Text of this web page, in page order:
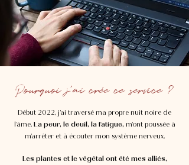
Pourquoi j'ai crée ce service ?
Début 2022, j’ai traversé ma propre nuit noire de
l’âme. La peur, le deuil, la fatigue, m’ont poussée à
m’arrêter et à écouter mon système nerveux.
Les plantes et le végétal ont été mes alliés,